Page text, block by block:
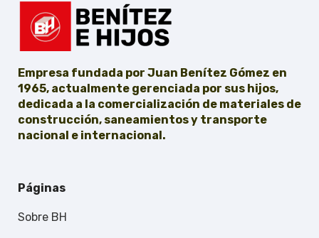
Empresa fundada por Juan Benítez Gómez en
1965, actualmente gerenciada por sus hijos,
dedicada a la comercialización de materiales de
construcción, saneamientos y transporte
nacional e internacional.
Páginas
Sobre BH